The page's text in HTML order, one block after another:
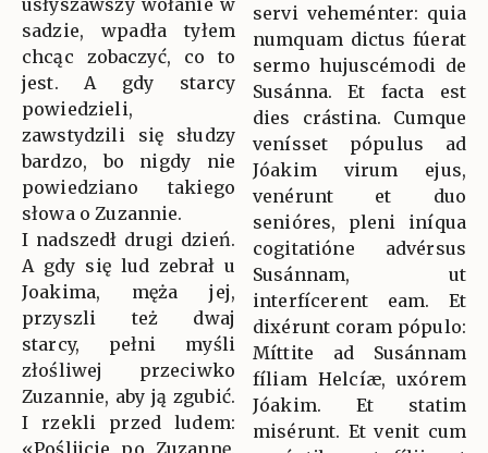
sadzie, wpadła tyłem
chcąc zobaczyć, co to
jest. A gdy starcy
powiedzieli,
zawstydzili się słudzy
bardzo, bo nigdy nie
powiedziano takiego
słowa o Zuzannie.
I nadszedł drugi dzień.
A gdy się lud zebrał u
Joakima, męża jej,
przyszli też dwaj
starcy, pełni myśli
złośliwej przeciwko
Zuzannie, aby ją zgubić.
I rzekli przed ludem:
«Poślijcie po Zuzannę,
servi veheménter: quia
numquam dictus fúerat
sermo hujuscémodi de
Susánna. Et facta est
dies crástina. Cumque
venísset pópulus ad
Jóakim virum ejus,
venérunt et duo
senióres, pleni iníqua
cogitatióne advérsus
Susánnam, ut
interfícerent eam. Et
dixérunt coram pópulo:
Míttite ad Susánnam
fíliam Helcíæ, uxórem
Jóakim. Et statim
misérunt. Et venit cum